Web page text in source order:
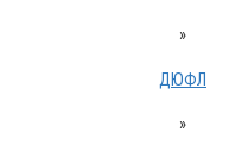
»
ДЮФЛ
»